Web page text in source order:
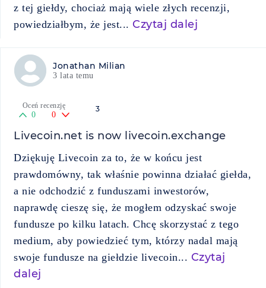
z tej giełdy, chociaż mają wiele złych recenzji,
powiedziałbym, że jest... Czytaj dalej
Jonathan Milian
3 lata temu
3
Oceń recenzję
0 0
Livecoin.net is now livecoin.exchange
Dziękuję Livecoin za to, że w końcu jest
prawdomówny, tak właśnie powinna działać giełda,
a nie odchodzić z funduszami inwestorów,
naprawdę cieszę się, że mogłem odzyskać swoje
fundusze po kilku latach. Chcę skorzystać z tego
medium, aby powiedzieć tym, którzy nadal mają
swoje fundusze na giełdzie livecoin... Czytaj
dalej